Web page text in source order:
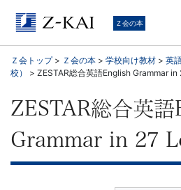
学
習
参
考
書
Ｚ会の本
Ｚ会トップ> Ｚ会の本 > 学校向け教材 > 英
校）
> ZESTAR総合英語English Grammar in
ZESTAR総合英
Grammar in 27